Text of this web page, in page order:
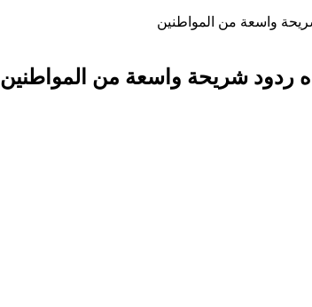
واسعة من المواطنين
ردود شريحة واسعة من المواطنين